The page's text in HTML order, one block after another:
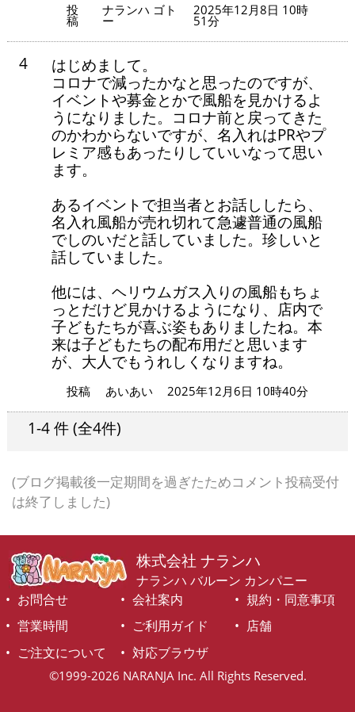
投
稿
ナランハ ゴト
ー
2025年12月8日 10時
51分
4
はじめまして。
コロナで減ったかなと思ったのですが、
イベントや募金とかで風船を見かけるよ
うになりました。コロナ前と戻ってきた
のかわからないですが、名入れはPRやプ
レミア感もあったりしていいなって思い
ます。
あるイベントで担当者とお話ししたら、
名入れ風船が売れ切れて急遽普通の風船
でしのいだと話していました。珍しいと
話していました。
他には、ヘリウムガス入りの風船もちょ
っとだけど見かけるようになり、店内で
子どもたちが喜ぶ姿もありましたね。本
来は子どもたちの配布用だと思います
が、大人でもうれしくなりますね。
投稿 あいあい 2025年12月6日 10時40分
1-4 件 (全4件)
(ブログ掲載後一定期間を過ぎたためコメント投稿受付
は終了しました)
株式会社 ナランハ
ナランハ バルーン カンパニー
お問合せ
会社案内
規約・同意事項
営業時間
ご利用ガイド
店舗
ご注文について
対応ブラウザ
©1999-2026 NARANJA Inc. All Rights Reserved.